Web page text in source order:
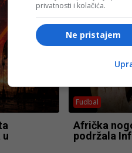
u
Fudbal
Afrička
podržala
privatnosti i kolačića.
Ne pristajem